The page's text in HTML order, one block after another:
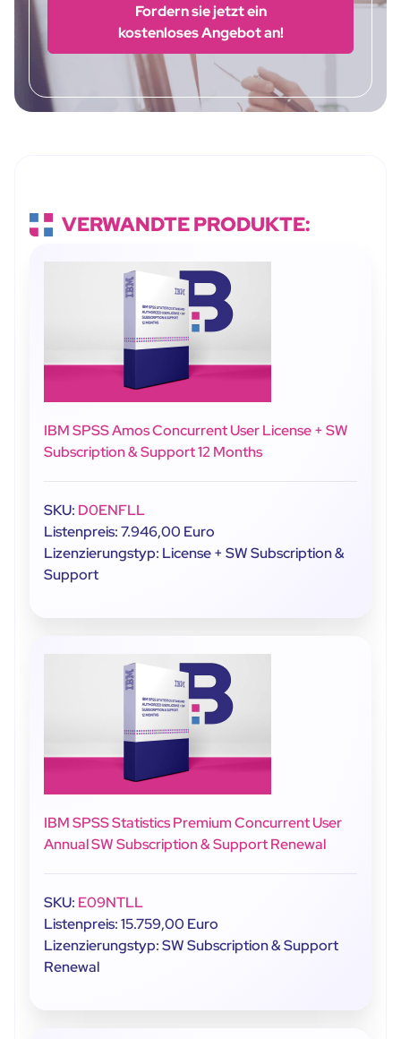
Fordern sie jetzt ein
kostenloses Angebot an!
VERWANDTE PRODUKTE:
IBM SPSS Amos Concurrent User License + SW
Subscription & Support 12 Months
SKU: D0ENFLL
Listenpreis: 7.946,00 Euro
Lizenzierungstyp: License + SW Subscription &
Support
IBM SPSS Statistics Premium Concurrent User
Annual SW Subscription & Support Renewal
SKU: E09NTLL
Listenpreis: 15.759,00 Euro
Lizenzierungstyp: SW Subscription & Support
Renewal